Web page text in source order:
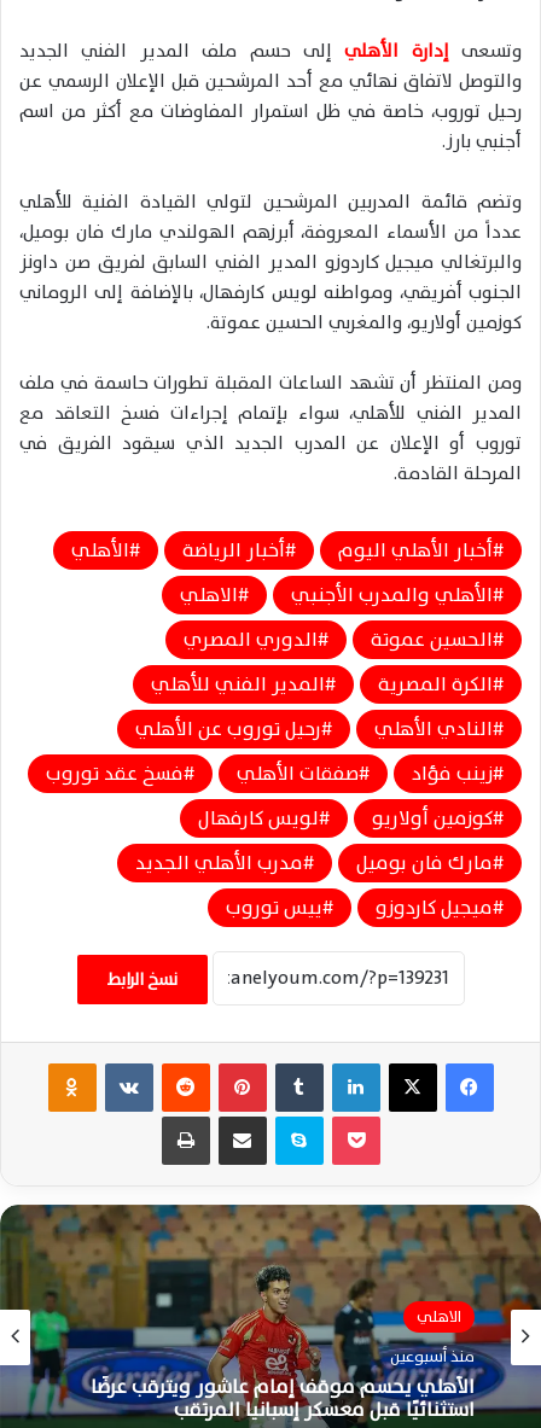
وتسعىإدارة الأهليإلى حسم ملف المدير الفني الجديد
والتوصل لاتفاق نهائي مع أحد المرشحين قبل الإعلان الرسمي عن
رحيل توروب، خاصة في ظل استمرار المفاوضات مع أكثر من اسم
أجنبي بارز.
وتضم قائمة المدربين المرشحين لتولي القيادة الفنية للأهلي
عدداً من الأسماء المعروفة، أبرزهم الهولندي مارك فان بوميل،
والبرتغالي ميجيل كاردوزو المدير الفني السابق لفريق صن داونز
الجنوب أفريقي، ومواطنه لويس كارفهال، بالإضافة إلى الروماني
كوزمين أولاريو، والمغربي الحسين عموتة.
ومن المنتظر أن تشهد الساعات المقبلة تطورات حاسمة في ملف
المدير الفني للأهلي، سواء بإتمام إجراءات فسخ التعاقد مع
توروب أو الإعلان عن المدرب الجديد الذي سيقود الفريق في
المرحلة القادمة.
أخبار الأهلي اليوم أخبار الرياضة
الأهلي
الأهلي والمدرب الأجنبي
الاهلي
الحسين عموتة
الدوري المصري
الكرة المصرية
المدير الفني للأهلي
النادي الأهلي
رحيل توروب عن الأهلي
زينب فؤاد
صفقات الأهلي
فسخ عقد توروب
كوزمين أولاريو
لويس كارفهال
مارك فان بوميل
مدرب الأهلي الجديد
ميجيل كاردوزو
ييس توروب
نسخ الرابط
فيسبوك ‫X لينكدإن بينتيريست ‏VKontakte
سكايب مشاركة عبر البريد طباعة
الاهلي
منذ أسبوعين
الاهلي
منذ أسبوعين